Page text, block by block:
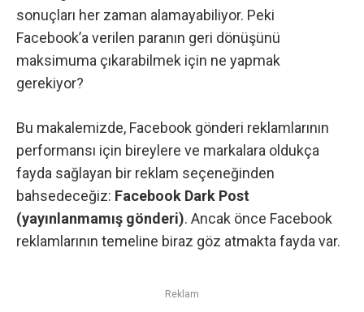
sonuçları her zaman alamayabiliyor. Peki
Facebook’a verilen paranın geri dönüşünü
maksimuma çıkarabilmek için ne yapmak
gerekiyor?
Bu makalemizde, Facebook gönderi reklamlarının
performansı için bireylere ve markalara oldukça
fayda sağlayan bir reklam seçeneğinden
bahsedeceğiz: Facebook Dark Post
(yayınlanmamış gönderi). Ancak önce Facebook
reklamlarının temeline biraz göz atmakta fayda var.
Reklam